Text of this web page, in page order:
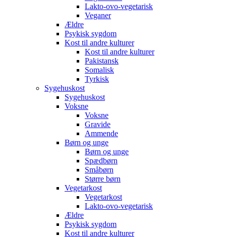
Lakto-ovo-vegetarisk
Veganer
Ældre
Psykisk sygdom
Kost til andre kulturer
Kost til andre kulturer
Pakistansk
Somalisk
Tyrkisk
Sygehuskost
Sygehuskost
Voksne
Voksne
Gravide
Ammende
Børn og unge
Børn og unge
Spædbørn
Småbørn
Større børn
Vegetarkost
Vegetarkost
Lakto-ovo-vegetarisk
Ældre
Psykisk sygdom
Kost til andre kulturer